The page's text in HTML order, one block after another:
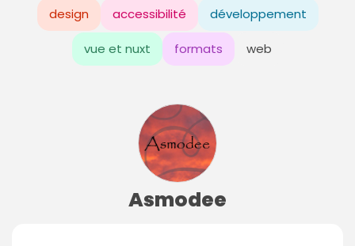
design accessibilité développement
vue et nuxt formats web
Asmodee